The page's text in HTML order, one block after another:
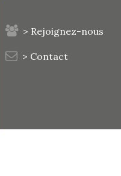
> Rejoignez-nous
> Contact